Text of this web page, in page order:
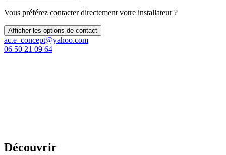
Vous préférez contacter directement votre installateur ?
Afficher les options de contact
ac.e_concept@yahoo.com
06 50 21 09 64
Découvrir